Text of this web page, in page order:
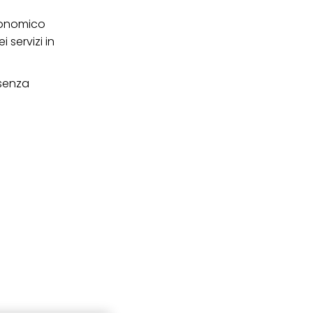
servizi in